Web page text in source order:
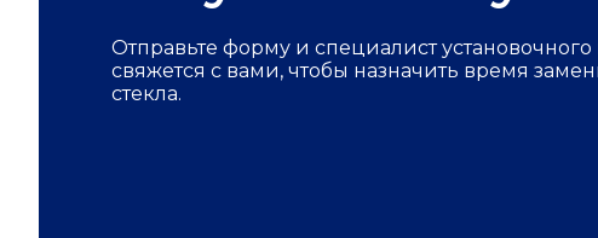
Отправьте форму и специалист установочного
свяжется с вами, чтобы назначить время
стекла.